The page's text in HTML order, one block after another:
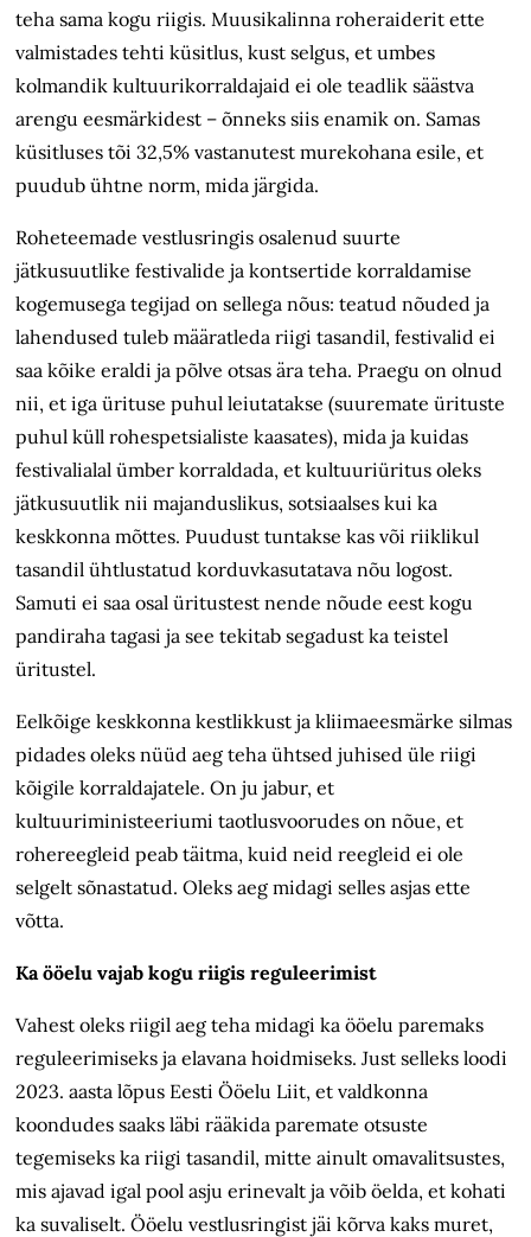
teha sama kogu riigis. Muusikalinna roheraiderit ette
valmistades tehti küsitlus, kust selgus, et umbes
kolmandik kultuurikorraldajaid ei ole teadlik säästva
arengu ees­märkidest – õnneks siis enamik on. Samas
küsitluses tõi 32,5% vastanutest murekohana esile, et
puudub ühtne norm, mida järgida.
Roheteemade vestlusringis osalenud suurte
jätkusuutlike festivalide ja kontsertide korraldamise
kogemusega tegijad on sellega nõus: teatud nõuded ja
lahendused tuleb määratleda riigi tasandil, festivalid ei
saa kõike eraldi ja põlve otsas ära teha. Praegu on olnud
nii, et iga ürituse puhul leiutatakse (suuremate ürituste
puhul küll rohespetsialiste kaasates), mida ja kuidas
festivalialal ümber korraldada, et kultuuriüritus oleks
jätku­suutlik nii majanduslikus, sotsiaalses kui ka
keskkonna mõttes. Puudust tuntakse kas või riiklikul
tasandil ühtlustatud korduvkasutatava nõu logost.
Samuti ei saa osal üritustest nende nõude eest kogu
pandiraha tagasi ja see tekitab segadust ka teistel
üritustel.
Eelkõige keskkonna kestlikkust ja kliimaeesmärke silmas
pidades oleks nüüd aeg teha ühtsed juhised üle riigi
kõigile korraldajatele. On ju jabur, et
kultuuriministeeriumi taotlusvoorudes on nõue, et
rohereegleid peab täitma, kuid neid reegleid ei ole
selgelt sõnastatud. Oleks aeg midagi selles asjas ette
võtta.
Ka ööelu vajab kogu riigis reguleerimist
Vahest oleks riigil aeg teha midagi ka ööelu paremaks
reguleerimiseks ja elavana hoidmiseks. Just selleks loodi
2023. aasta lõpus Eesti Ööelu Liit, et valdkonna
koondudes saaks läbi rääkida paremate otsuste
tegemiseks ka riigi tasandil, mitte ainult omavalitsustes,
mis ajavad igal pool asju erinevalt ja võib öelda, et kohati
ka suvaliselt. Ööelu vestlusringist jäi kõrva kaks muret,